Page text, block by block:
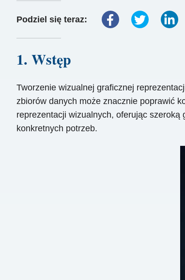
Podziel się teraz:
1. Wstęp
Tworzenie wizualnej graficznej
zbiorów danych może znacznie poprawić
reprezentacji wizualnych, oferując
konkretnych potrzeb.